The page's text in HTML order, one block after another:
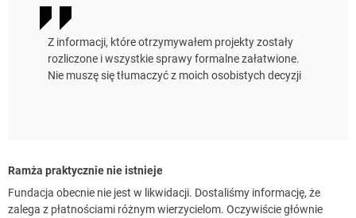
Z informacji, które otrzymywałem projekty zostały
rozliczone i wszystkie sprawy formalne załatwione.
Nie muszę się tłumaczyć z moich osobistych decyzji
Ramża praktycznie nie istnieje
Fundacja obecnie nie jest w likwidacji. Dostaliśmy informację, że
zalega z płatnościami różnym wierzycielom. Oczywiście głównie